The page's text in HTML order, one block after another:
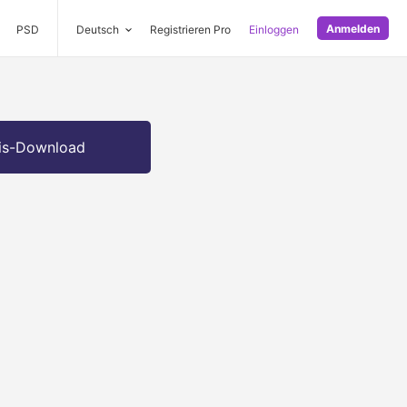
PSD Deutsch Registrieren Pro Einloggen Anmelden
Download